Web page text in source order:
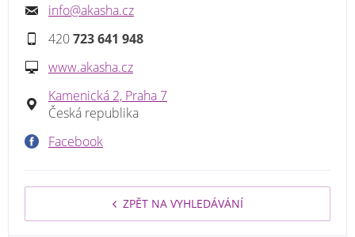
info@akasha.cz
420723 641 948
www.akasha.cz
Kamenická 2, Praha 7
Česká republika
Facebook
ZPĚT NA VYHLEDÁVÁNÍ